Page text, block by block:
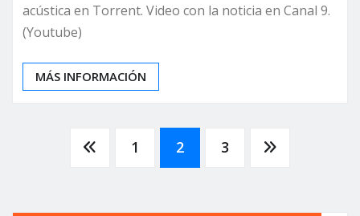
acústica en Torrent. Video con la noticia en Canal 9.
(Youtube)
MÁS INFORMACIÓN
Paginación
1 2 3